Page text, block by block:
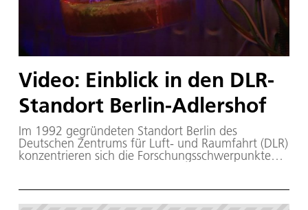
Video: Einblick in den DLR-
Standort Berlin-Adlershof
Im 1992 gegründeten Standort Berlin des
Deutschen Zentrums für Luft- und Raumfahrt (DLR)
konzentrieren sich die Forschungsschwerpunkte
Missionen der Planetenforschung einen Namen
gemacht: Cassini-Huygens zum Saturn, die